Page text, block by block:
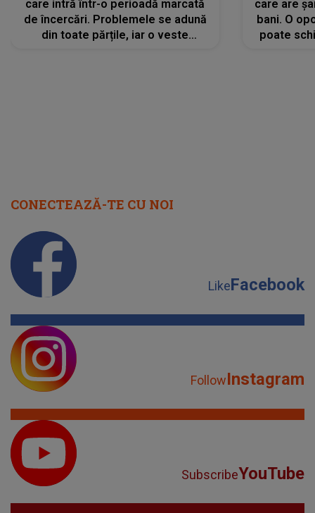
care intră într-o perioadă marcată
de încercări. Problemele se adună
din toate părțile, iar o veste
care are
bani. O
poate
CONECTEAZĂ-TE CU NOI
LikeFacebook
FollowInstagram
SubscribeYouTube